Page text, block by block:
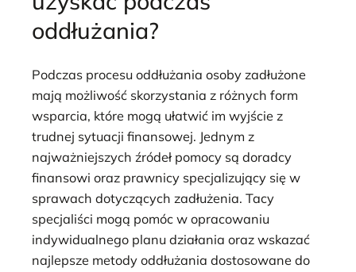
oddłużania?
Podczas procesu oddłużania osoby zadłużone
mają możliwość skorzystania z różnych form
wsparcia, które mogą ułatwić im wyjście z
trudnej sytuacji finansowej. Jednym z
najważniejszych źródeł pomocy są doradcy
finansowi oraz prawnicy specjalizujący się w
sprawach dotyczących zadłużenia. Tacy
specjaliści mogą pomóc w opracowaniu
indywidualnego planu działania oraz wskazać
najlepsze metody oddłużania dostosowane do